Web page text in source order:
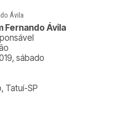
Fernando Ávila
sábado
Tatuí-SP